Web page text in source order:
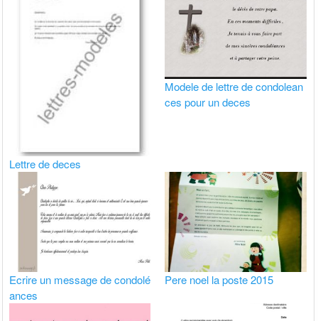
Lettre de deces
Modele de lettre de condolean
ces pour un deces
Ecrire un message de condolé
ances
Pere noel la poste 2015